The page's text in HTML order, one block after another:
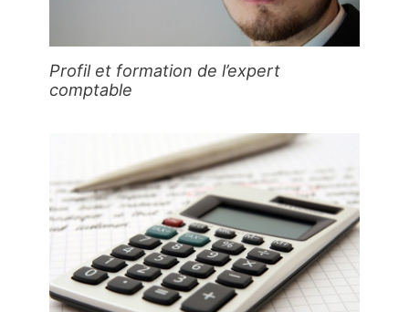
Profil et formation de l’expert
comptable